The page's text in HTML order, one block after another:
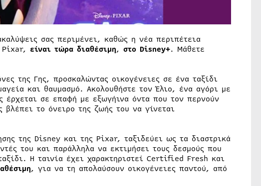
σας περιμένει, καθώς η νέα περιπέτεια
Pixar, είναι τώρα διαθέσιμη, στο Disney+. Μάθετε
της Γης, προσκαλώντας οικογένειες σε ένα ταξίδι
και θαυμασμό. Ακολουθήστε τον Έλιο, ένα αγόρι με
σε επαφή με εξωγήινα όντα που τον περνούν
το όνειρο της ζωής του να γίνεται
της Disney και της Pixar, ταξιδεύει ως τα διαστρικά
του και παράλληλα να εκτιμήσει τους δεσμούς που
Η ταινία έχει χαρακτηριστεί Certified Fresh και
, για να τη απολαύσουν οικογένειες παντού, από